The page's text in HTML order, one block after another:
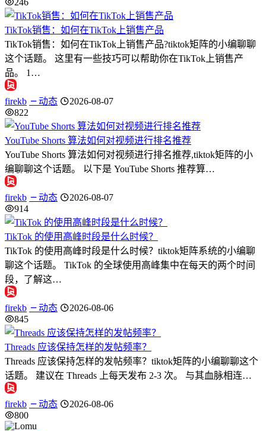
TikTok销售：如何在TikTok上销售产品
TikTok销售：如何在TikTok上销售产品?tiktok矩阵的小编聊聊
这个话题。 这里有一些技巧可以帮助你在TikTok上销售产
品。 1…
firekb 动态
2026-08-07
822
YouTube Shorts 算法如何对视频进行排名推荐
YouTube Shorts 算法如何对视频进行排名推荐,tiktok矩阵的小
编聊聊这个话题。 以下是 YouTube Shorts 推荐算…
firekb 动态
2026-08-07
914
TikTok 的使用高峰时段是什么时候？
TikTok 的使用高峰时段是什么时候？tiktok矩阵系统的小编聊
聊这个话题。 TikTok 的全球使用高峰集中在每天的两个时间
段，了解这…
firekb 动态
2026-08-06
845
Threads 应该保持怎样的发帖频率？
Threads 应该保持怎样的发帖频率？tiktok矩阵的小编聊聊这个
话题。 建议在 Threads 上每天发布 2-3 次。 与其血脉相连…
firekb 动态
2026-08-06
800